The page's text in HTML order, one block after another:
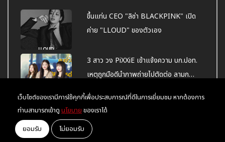
ขึ้นแท่น CEO "ลิซ่า BLACKPINK" เปิด
ค่าย "LLOUD" ของตัวเอง
3 สาว วง PiXXiE เข้าแจ้งความ บก.ปอท.
เหตุถูกมือดีนำภาพถ่ายไปตัดต่อ ลามก
HBO ออกมาประกาศ! ว่า "ลิซ่า" จะร่วม
แสดงในซีรีส์ The White Lotus ซีซั่น 3
เว็บไซต์ของเรามีการใช้คุกกี้เพื่อประสบการณ์ที่ดีในการเยี่ยมชม หากต้องการ
ท่านสามารถเข้าดู นโยบายของเราได้
ยอมรับ
ไม่ยอมรับ